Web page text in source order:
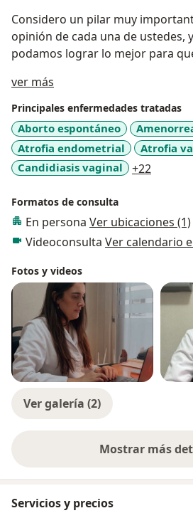
Considero un pilar muy
opinión de cada una de ustedes,
podamos lograr lo mejor para
ver más
Principales enfermedades tratadas
Aborto espontáneo
Atrofia endometrial
Atrofia
Candidiasis vaginal
+22
Formatos de consulta
En persona Ver ubicaciones (1)
Videoconsulta Ver calendario
Fotos y videos
Ver galería (2)
Mostrar mássobre
Servicios y precios